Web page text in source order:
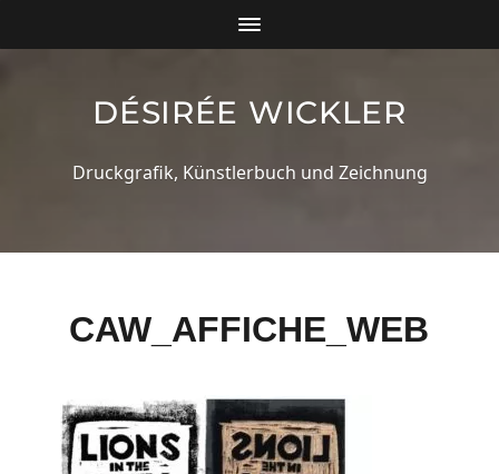
DÉSIRÉE WICKLER
Druckgrafik, Künstlerbuch und Zeichnung
CAW_AFFICHE_WEB